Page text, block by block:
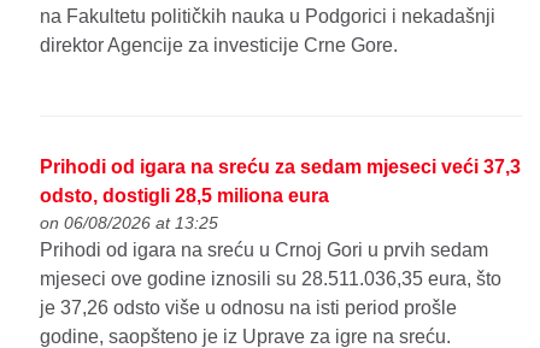
na Fakultetu političkih nauka u Podgorici i nekadašnji
direktor Agencije za investicije Crne Gore.
Prihodi od igara na sreću za sedam mjeseci veći 37,3
odsto, dostigli 28,5 miliona eura
on 06/08/2026 at 13:25
Prihodi od igara na sreću u Crnoj Gori u prvih sedam
mjeseci ove godine iznosili su 28.511.036,35 eura, što
je 37,26 odsto više u odnosu na isti period prošle
godine, saopšteno je iz Uprave za igre na sreću.